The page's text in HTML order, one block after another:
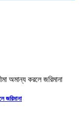
জরিমানা